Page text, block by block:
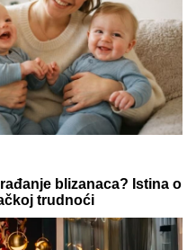
telo može da izdrži?